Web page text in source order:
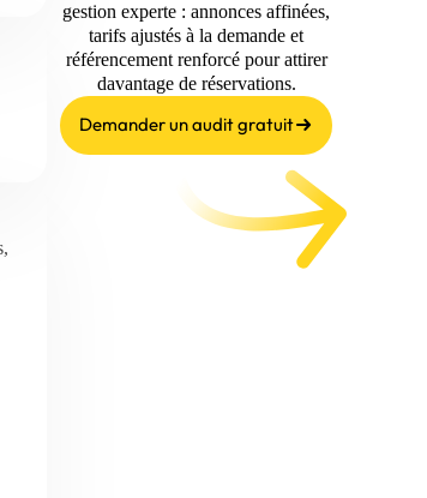
gestion experte : annonces affinées,
tarifs ajustés à la demande et
référencement renforcé pour attirer
davantage de réservations.
Demander un audit gratuit